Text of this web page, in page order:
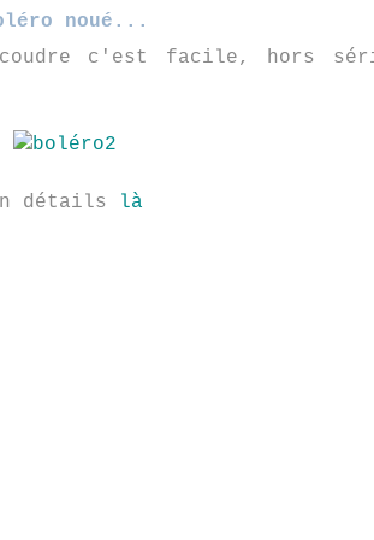
noué...
c'est facile, hors
détails là